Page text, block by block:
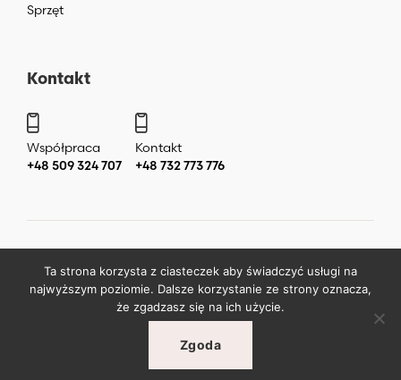
Sprzęt
Kontakt
Współpraca
+48 509 324 707
Kontakt
+48 732 773 776
permanentny Warszawa
Ta strona korzysta z ciasteczek aby świadczyć usługi na
najwyższym poziomie. Dalsze korzystanie ze strony oznacza,
że zgadzasz się na ich użycie.
Zgoda